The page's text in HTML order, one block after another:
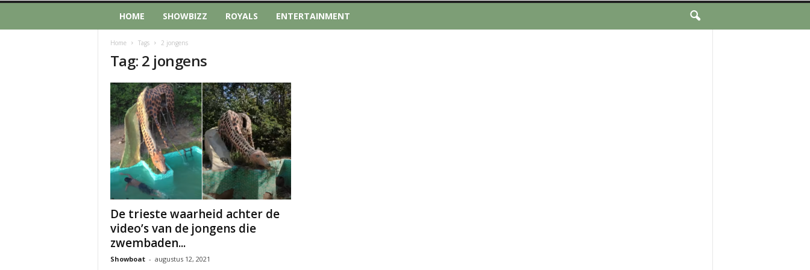
HOME SHOWBIZZ ROYALS ENTERTAINMENT
Home Tags 2 jongens
Tag: 2 jongens
De trieste waarheid achter de
video’s van de jongens die
zwembaden...
Showboat - augustus 12, 2021